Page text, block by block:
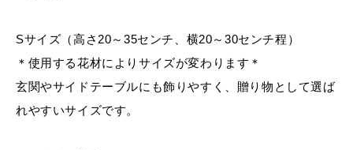
Sサイズ（高さ20～35センチ、横20～30センチ程）
＊使用する花材によりサイズが変わります＊
玄関やサイドテーブルにも飾りやすく、贈り物として選ば
れやすいサイズです。